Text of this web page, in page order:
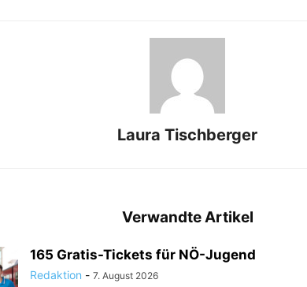
Laura Tischberger
Verwandte Artikel
165 Gratis-Tickets für NÖ-Jugend
Redaktion - 7. August 2026